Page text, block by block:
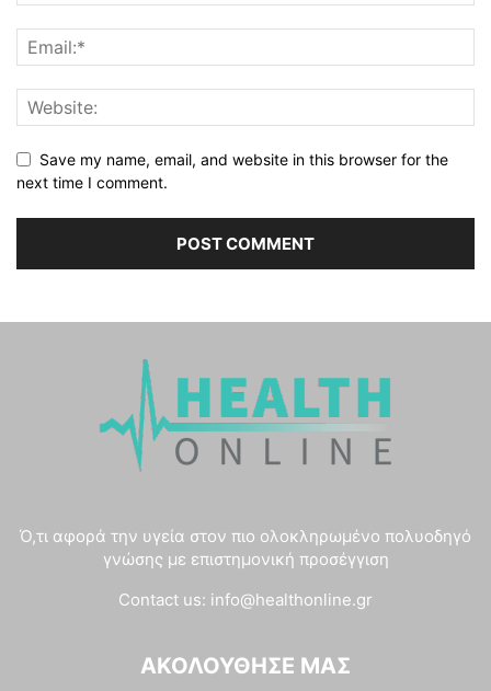
Save my name, email, and website in this browser for the
next time I comment.
Ό,τι αφορά την υγεία στον πιο ολοκληρωμένο πολυοδηγό
γνώσης με επιστημονική προσέγγιση
Contact us: info@healthonline.gr
ΑΚΟΛΟΎΘΗΣΈ ΜΑΣ